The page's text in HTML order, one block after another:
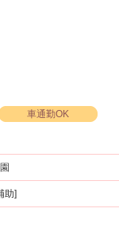
車通勤OK
助]